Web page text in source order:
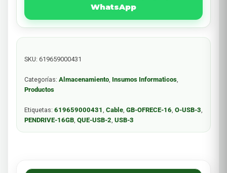
WhatsApp
SKU: 619659000431
Categorías: Almacenamiento Insumos Informaticos
Productos
Etiquetas: 619659000431 Cable GB-OFRECE-16 O-USB-3
PENDRIVE-16GB QUE-USB-2 USB-3